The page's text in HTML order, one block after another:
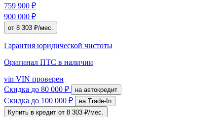
759 900 ₽
900 000 ₽
от 8 303 ₽/мес.
Гарантия юридической чистоты
Оригинал ПТС в наличии
vin VIN проверен
Скидка до 80 000 ₽ на автокредит
Скидка до 100 000 ₽
на Trade-In
Купить в кредит от 8 303 ₽/мес.